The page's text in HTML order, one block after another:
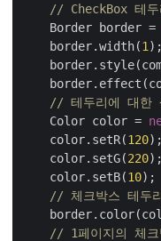
// CheckBox 테
    Border border =
    border.width(
1 );
// 테두리에 대한
    Color color =
    color.setR(
120);
    color.setG(
220);
    color.setB(
10);
// 체크박스 테두
// 1페이지의 체크